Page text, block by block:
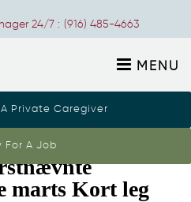
24/7 : (916) 485-4663
MENU
A Private Caregiver
For A Jobfra kilden
marts Kort leg